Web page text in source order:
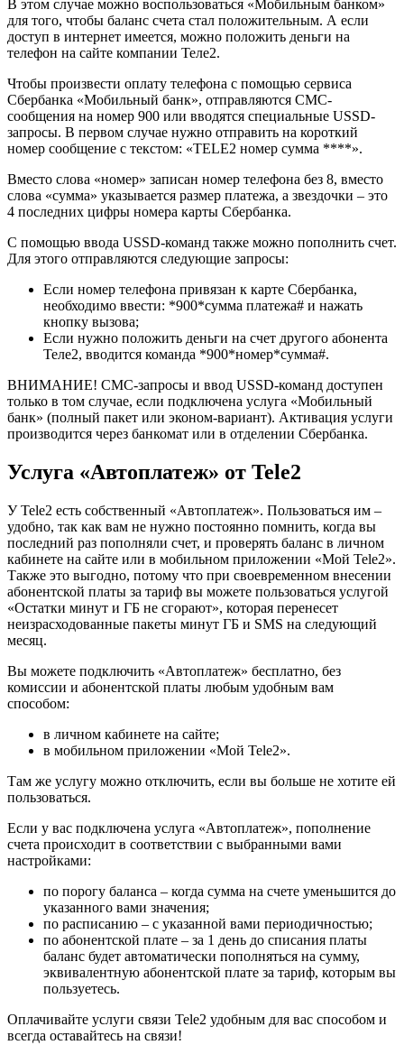
В этом случае можно воспользоваться «Мобильным банком»
для того, чтобы баланс счета стал положительным. А если
доступ в интернет имеется, можно положить деньги на
телефон на сайте компании Теле2.
Чтобы произвести оплату телефона с помощью сервиса
Сбербанка «Мобильный банк», отправляются СМС-
сообщения на номер 900 или вводятся специальные USSD-
запросы. В первом случае нужно отправить на короткий
номер сообщение с текстом: «TELE2 номер сумма ****».
Вместо слова «номер» записан номер телефона без 8, вместо
слова «сумма» указывается размер платежа, а звездочки – это
4 последних цифры номера карты Сбербанка.
С помощью ввода USSD-команд также можно пополнить счет.
Для этого отправляются следующие запросы:
Если номер телефона привязан к карте Сбербанка,
необходимо ввести: *900*сумма платежа# и нажать
кнопку вызова;
Если нужно положить деньги на счет другого абонента
Теле2, вводится команда *900*номер*сумма#.
ВНИМАНИЕ! СМС-запросы и ввод USSD-команд доступен
только в том случае, если подключена услуга «Мобильный
банк» (полный пакет или эконом-вариант). Активация услуги
производится через банкомат или в отделении Сбербанка.
Услуга «Автоплатеж» от Tele2
У Tele2 есть собственный «Автоплатеж». Пользоваться им –
удобно, так как вам не нужно постоянно помнить, когда вы
последний раз пополняли счет, и проверять баланс в личном
кабинете на сайте или в мобильном приложении «Мой Tele2».
Также это выгодно, потому что при своевременном внесении
абонентской платы за тариф вы можете пользоваться услугой
«Остатки минут и ГБ не сгорают», которая перенесет
неизрасходованные пакеты минут ГБ и SMS на следующий
месяц.
Вы можете подключить «Автоплатеж» бесплатно, без
комиссии и абонентской платы любым удобным вам
способом:
в личном кабинете на сайте;
в мобильном приложении «Мой Tele2».
Там же услугу можно отключить, если вы больше не хотите ей
пользоваться.
Если у вас подключена услуга «Автоплатеж», пополнение
счета происходит в соответствии с выбранными вами
настройками:
по порогу баланса – когда сумма на счете уменьшится до
указанного вами значения;
по расписанию – с указанной вами периодичностью;
по абонентской плате – за 1 день до списания платы
баланс будет автоматически пополняться на сумму,
эквивалентную абонентской плате за тариф, которым вы
пользуетесь.
Оплачивайте услуги связи Tele2 удобным для вас способом и
всегда оставайтесь на связи!